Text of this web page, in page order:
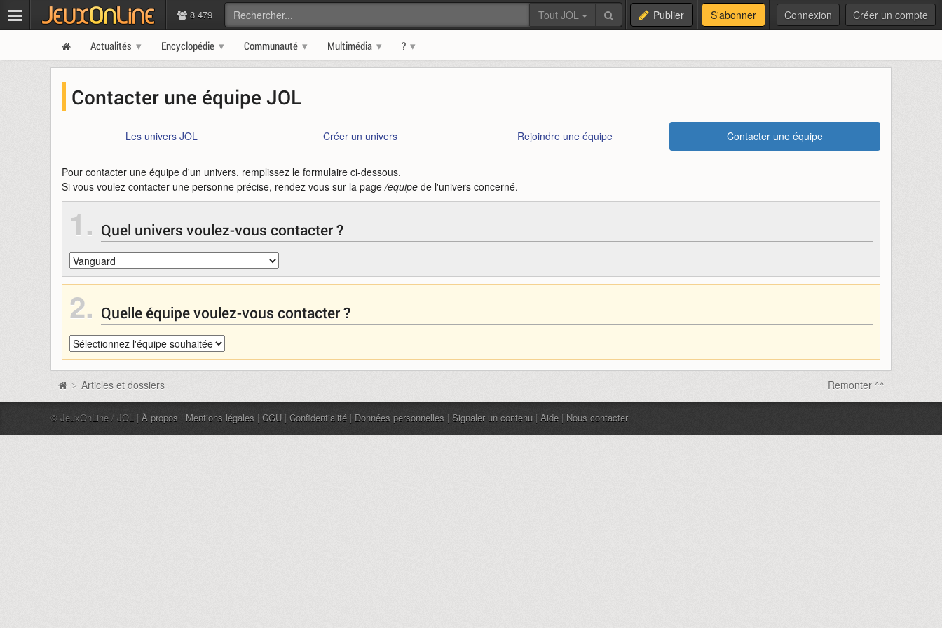
8 479 Tout JOL Publier S'abonner Connexion Créer un compte
Actualités Encyclopédie Communauté Multimédia ?
Contacter une équipe JOL
Les univers JOL Créer un univers Rejoindre une équipe Contacter une équipe
Pour contacter une équipe d'un univers, remplissez le formulaire ci-dessous.
Si vous voulez contacter une personne précise, rendez vous sur la page/equipe de l'univers concerné.
1. Quel univers voulez-vous contacter ?
2. Quelle équipe voulez-vous contacter ?
Remonter ^^
> Articles et dossiers
© JeuxOnLine / JOL | À propos | Mentions légales | CGU | Confidentialité | Données personnelles | Signaler un contenu | Aide | Nous contacter